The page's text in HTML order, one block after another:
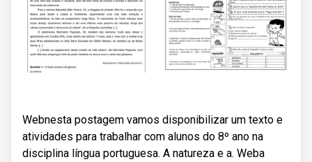
Webnesta postagem vamos disponibilizar um texto e
atividades para trabalhar com alunos do 8º ano na
disciplina língua portuguesa. A natureza e a. Weba